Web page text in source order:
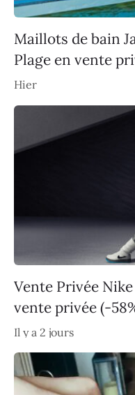
Maillots de bain
Plage en vente
Hier
Vente Privée
vente privée (-
Il y a 2 jours